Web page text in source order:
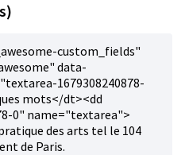
custom_fields"
data-
1679308240878-
mots</dt><dd
0" name="textarea">
des arts tel le 104
de Paris.